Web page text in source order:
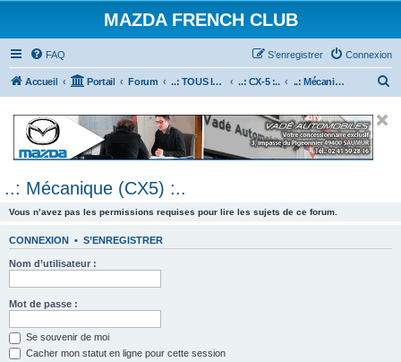
MAZDA FRENCH CLUB
FAQ Connexion
S’enregistrer
Accueil Portail Forum ..: TOUS les Véhicules MAZDA :.. ..: CX-5 :.. ..: Mécanique (CX5) :..
e
..: Mécanique (CX5) :..
Vous n’avez pas les permissions requises pour lire les sujets de ce forum.
CONNEXION • S’ENREGISTRER
Nom d’utilisateur :
Mot de passe :
Se souvenir de moi
Cacher mon statut en ligne pour cette session